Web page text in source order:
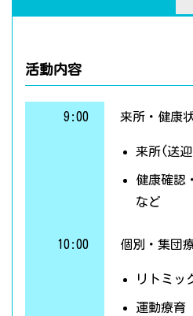
活動内容
9:00 来所・健康
来所(送
健康確認
など
10:00 個別・集団
リトミッ
運動療育